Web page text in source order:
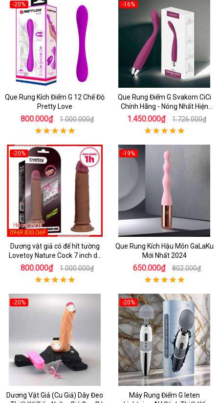
-20%
Que Rung Kích Điểm G 12 Chế Độ
Pretty Love
800.000₫ 1.000.000₫
-16%
Que Rung Điểm G Svakom CiCi
Chính Hãng - Nóng Nhất Hiện
Nay
1.450.000₫ 1.726.000₫
-20%
Dương vật giả có đế hít tường
Lovetoy Nature Cock 7 inch da
đen
800.000₫ 1.000.000₫
-19%
Que Rung Kích Hậu Môn GaLaKu
Mới Nhất 2024
650.000₫ 802.000₫
-20%
Dương Vật Giả (Cu Giả) Dây Đeo
-20%
Máy Rung Điểm G leten